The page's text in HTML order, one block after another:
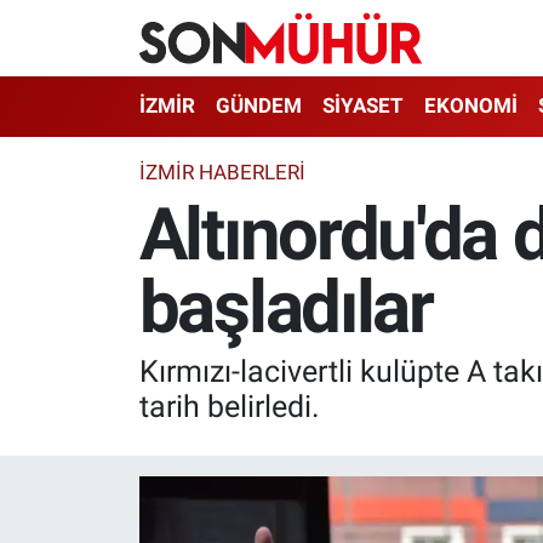
İZMİR GÜNDEM SİYASET EKONOMİ
İZMIR HABERLERI
Altınordu'da
başladılar
Kırmızı-lacivertli kulüpte A
tarih belirledi.
İzmir Nöbetçi Eczaneler
İzmir Hava Durumu
İzmir Namaz Vakitleri
İzmir Trafik Yoğunluk Haritası
Süper Lig Puan Durumu ve Fikstür
Tüm Manşetler